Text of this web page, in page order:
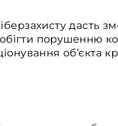
дасть
порушенню
об’єкта